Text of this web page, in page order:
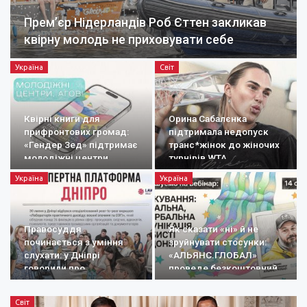
Прем’єр Нідерландів Роб Єттен закликав
квірну молодь не приховувати себе
Україна
Квірні книги для
прифронтових громад:
«Гендер Зед» підтримає
молодіжні центри
Світ
Орина Сабалєнка
підтримала недопуск
транс*жінок до жіночих
турнірів WTA
Україна
Правосуддя
починається з уміння
слухати: у Дніпрі
говорили про
документування
воєнних злочинів
Україна
Як сказати «ні» й не
зруйнувати стосунки:
«АЛЬЯНС.ГЛОБАЛ»
проведе безкоштовний
вебінар про…
Світ